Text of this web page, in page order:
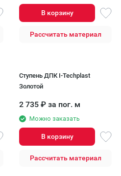
В корзину
Рассчитать материал
Ступень ДПК I-Techplast
Золотой
2 735 ₽ за пог. м
Можно заказать
В корзину
Рассчитать материал